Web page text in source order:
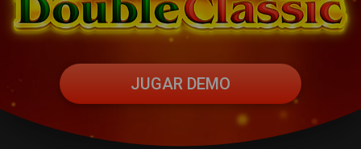
JUGAR DEMO